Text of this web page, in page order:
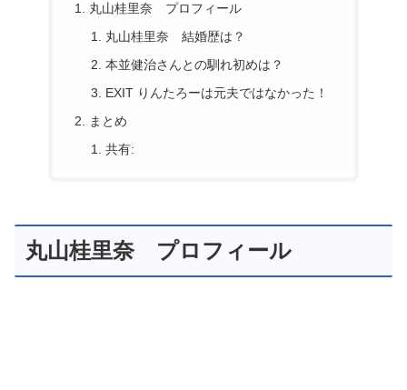
丸山桂里奈 プロフィール
丸山桂里奈 結婚歴は？
本並健治さんとの馴れ初めは？
EXIT りんたろーは元夫ではなかった！
まとめ
共有:
丸山桂里奈 プロフィール